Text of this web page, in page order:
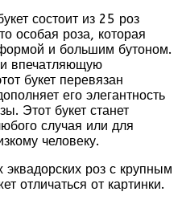
состоит из 25 роз
особая роза, которая
и большим бутоном.
впечатляющую
букет перевязан
его элегантность
Этот букет станет
случая или для
человеку.
эквадорских роз с крупным
отличаться от картинки.